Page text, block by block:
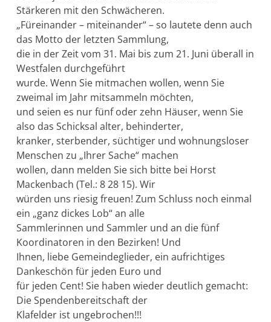
Stärkeren mit den Schwächeren.
„Füreinander – miteinander“ – so lautete denn auch
das Motto der letzten Sammlung,
die in der Zeit vom 31. Mai bis zum 21. Juni überall in
Westfalen durchgeführt
wurde. Wenn Sie mitmachen wollen, wenn Sie
zweimal im Jahr mitsammeln möchten,
und seien es nur fünf oder zehn Häuser, wenn Sie
also das Schicksal alter, behinderter,
kranker, sterbender, süchtiger und wohnungsloser
Menschen zu „Ihrer Sache“ machen
wollen, dann melden Sie sich bitte bei Horst
Mackenbach (Tel.: 8 28 15). Wir
würden uns riesig freuen! Zum Schluss noch einmal
ein „ganz dickes Lob“ an alle
Sammlerinnen und Sammler und an die fünf
Koordinatoren in den Bezirken! Und
Ihnen, liebe Gemeindeglieder, ein aufrichtiges
Dankeschön für jeden Euro und
für jeden Cent! Sie haben wieder deutlich gemacht:
Die Spendenbereitschaft der
Klafelder ist ungebrochen!!!